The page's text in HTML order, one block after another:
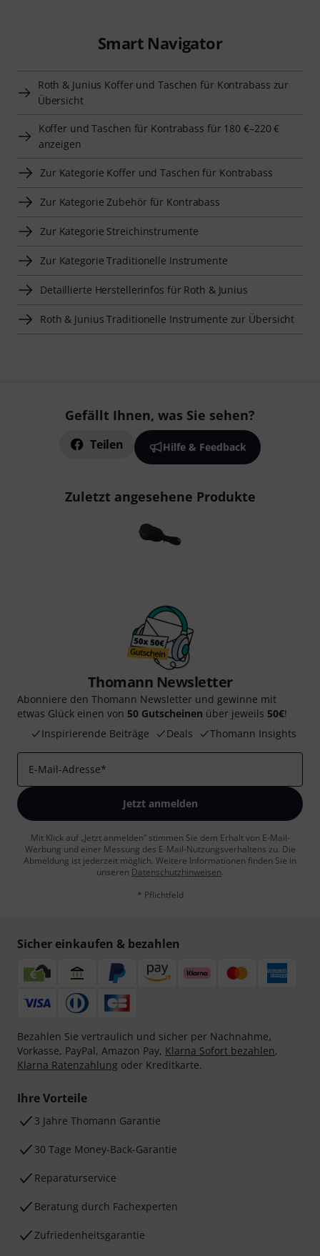
Smart Navigator
Roth & Junius Koffer und Taschen für Kontrabass zur
Übersicht
Koffer und Taschen für Kontrabass für 180 €–220 €
anzeigen
Zur Kategorie Koffer und Taschen für Kontrabass
Zur Kategorie Zubehör für Kontrabass
Zur Kategorie Streichinstrumente
Zur Kategorie Traditionelle Instrumente
Detaillierte Herstellerinfos für Roth & Junius
Roth & Junius Traditionelle Instrumente zur Übersicht
Gefällt Ihnen, was Sie sehen?
Teilen Hilfe & Feedback
Zuletzt angesehene Produkte
Thomann Newsletter
Abonniere den Thomann Newsletter und gewinne mit
etwas Glück einen von 50 Gutscheinen über jeweils 50€!
Inspirierende Beiträge
Deals Thomann Insights
E-Mail-Adresse*
Jetzt anmelden
Mit Klick auf „Jetzt anmelden“ stimmen Sie dem Erhalt von E-Mail-
Werbung und einer Messung des E-Mail-Nutzungsverhaltens zu. Die
Abmeldung ist jederzeit möglich. Weitere Informationen finden Sie in
unseren Datenschutzhinweisen.
* Pflichtfeld
Sicher einkaufen & bezahlen
Bezahlen Sie vertraulich und sicher per Nachnahme,
Vorkasse, PayPal, Amazon Pay, Klarna Sofort bezahlen,
Klarna Ratenzahlung oder Kreditkarte.
Ihre Vorteile
3 Jahre Thomann Garantie
30 Tage Money-Back-Garantie
Reparaturservice
Beratung durch Fachexperten
Zufriedenheitsgarantie